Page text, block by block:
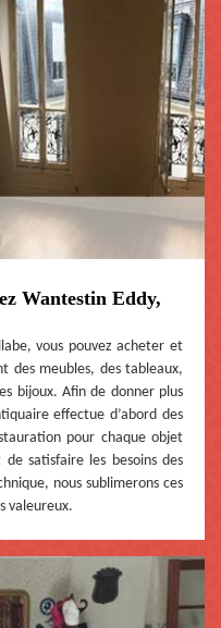
Wantestin Eddy,
vous pouvez acheter et
des meubles, des tableaux,
bijoux. Afin de donner plus
effectue d’abord des
pour chaque objet
satisfaire les besoins des
nous sublimerons ces
valeureux.